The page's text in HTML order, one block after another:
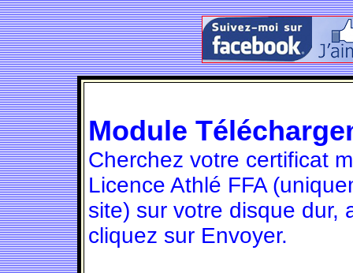
Module
Cherchez votre certificat
Licence Athlé FFA
site) sur votre disque dur,
cliquez sur Envoyer.